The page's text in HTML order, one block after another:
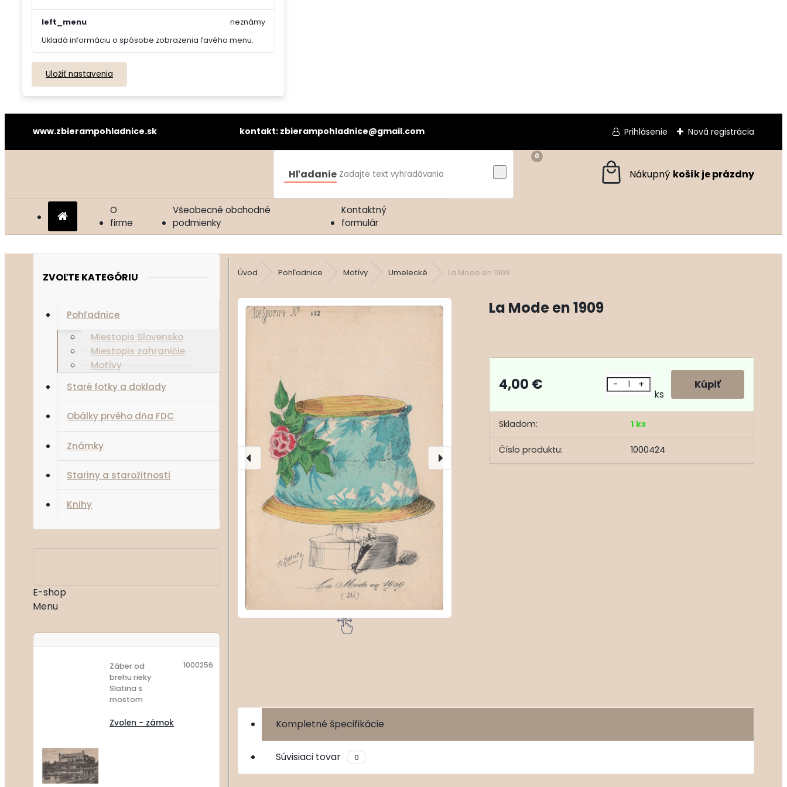
left_menu
Ukladá informáciu o spôsobe zobrazenia ľavého menu.
neznámy
Uložiť nastavenia
www.zbierampohladnice.sk kontakt: zbierampohladnice@gmail.com Prihlásenie Nová registrácia
O
firme
Všeobecné obchodné
podmienky
Kontaktný
formulár
Hľadanie
0
ZVOĽTE KATEGÓRIU
Pohľadnice
Miestopis Slovensko
Miestopis zahraničie
Motívy
Staré fotky a doklady
Obálky prvého dňa FDC
Známky
Stariny a starožitnosti
Knihy
E-shop
Menu
Zvolen - zámok
Záber od
brehu rieky
Slatina s
mostom
1000256
Úvod Pohľadnice Motívy Umelecké La Mode en 1909
La Mode en 1909
Skladom: 1 ks
Číslo produktu: 1000424
4,00 € - +
ks
Kompletné špecifikácie
Súvisiaci tovar 0